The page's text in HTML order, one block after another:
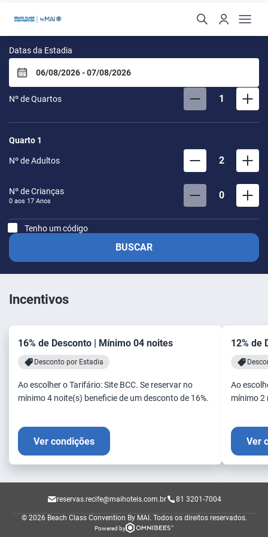
Beach Class
Datas da Estadia
Nº de Quartos 1
Quarto 1
Nº de Adultos 2
Nº de Crianças
0 aos 17 Anos 0
Tenho um código
BUSCAR
Incentivos
16% de Desconto | Mínimo 04 noites
Desconto por Estadia
Ao escolher o Tarifário: Site BCC. Se reservar no
mínimo 4 noite(s) beneficie de um desconto de 16%.
Ver condições
12% de
Ao
mínimo 2
Ver
reservas.recife@maihoteis.com.br 81 3201-7004
© 2026 Beach Class Convention By MAI. Todos os direitos reservados.
Powered by